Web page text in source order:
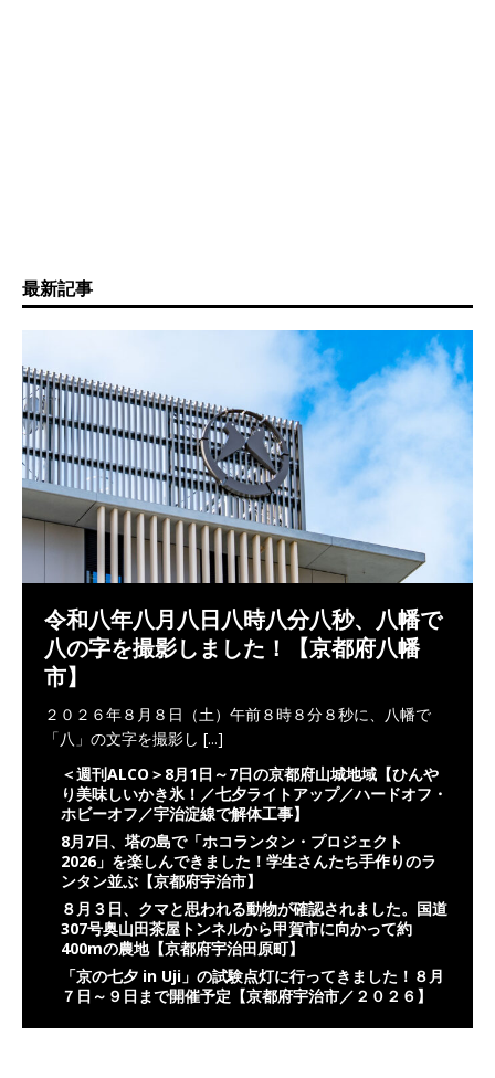
最新記事
令和八年八月八日八時八分八秒、八幡で
八の字を撮影しました！【京都府八幡
市】
２０２６年８月８日（土）午前８時８分８秒に、八幡で
「八」の文字を撮影し [...]
＜週刊ALCO＞8月1日～7日の京都府山城地域【ひんや
り美味しいかき氷！／七夕ライトアップ／ハードオフ・
ホビーオフ／宇治淀線で解体工事】
8月7日、塔の島で「ホコランタン・プロジェクト
2026」を楽しんできました！学生さんたち手作りのラ
ンタン並ぶ【京都府宇治市】
８月３日、クマと思われる動物が確認されました。国道
307号奥山田茶屋トンネルから甲賀市に向かって約
400mの農地【京都府宇治田原町】
「京の七夕 in Uji」の試験点灯に行ってきました！８月
７日～９日まで開催予定【京都府宇治市／２０２６】